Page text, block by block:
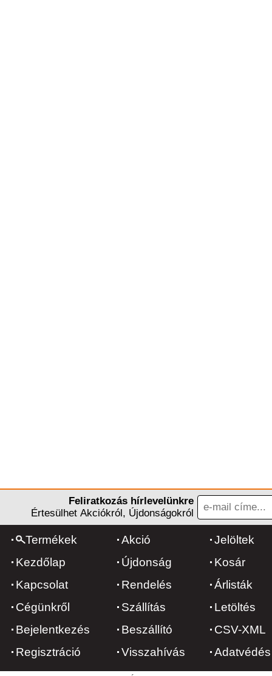
Feliratkozás hírlevelünkre
Értesülhet Akciókról, Újdonságokról
Termékek
Kezdőlap
Kapcsolat
Cégünkről
Bejelentkezés
Regisztráció
Akció
Újdonság
Rendelés
Szállítás
Beszállító
Visszahívás
Jelöltek
Kosár
Árlisták
Letöltés
CSV-XML
Adatvédés